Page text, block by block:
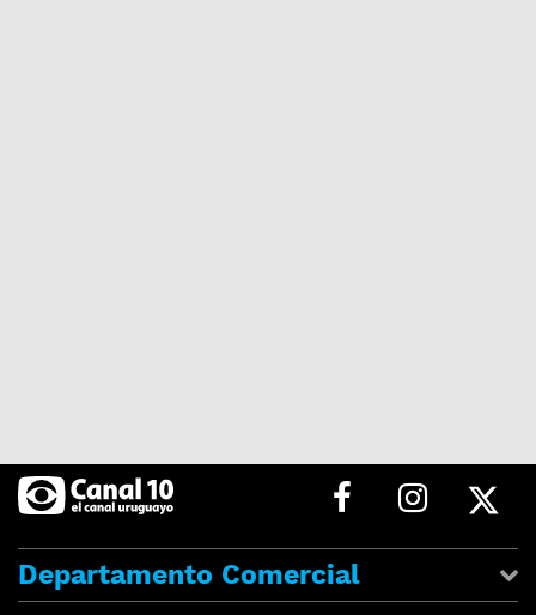
Departamento Comercial